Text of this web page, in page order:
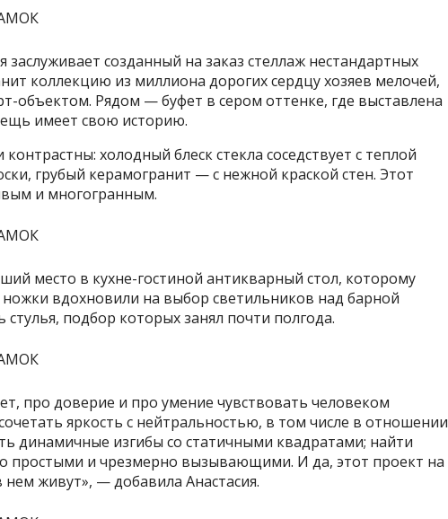
созданный на заказ стеллаж нестандартных
коллекцию из миллиона дорогих сердцу хозяев мелочей,
объектом. Рядом — буфет в сером оттенке, где выставлена
имеет свою историю.
холодный блеск стекла соседствует с теплой
грубый керамогранит — с нежной краской стен. Этот
и многогранным.
место в кухне-гостиной антикварный стол, которому
вдохновили на выбор светильников над барной
стулья, подбор которых занял почти полгода.
про доверие и про умение чувствовать человеком
яркость с нейтральностью, в том числе в отношении
динамичные изгибы со статичными квадратами; найти
простыми и чрезмерно вызывающими. И да, этот проект на
живут», — добавила Анастасия.